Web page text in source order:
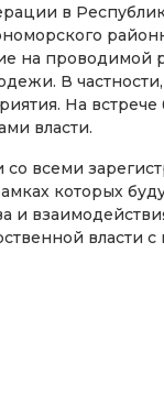
в
на проводимой
В
На встрече
власти.
всеми
которых
и
власти